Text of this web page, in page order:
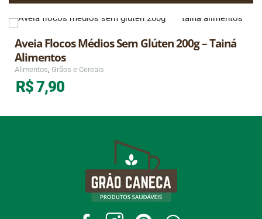
Aveia Flocos Médios Sem Glúten 200g – Tainá
Alimentos
Alimentos Grãos e Cereais
R$7,90